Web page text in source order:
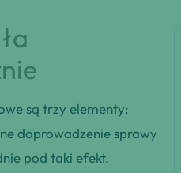
są trzy elementy:
doprowadzenie sprawy
pod taki efekt.